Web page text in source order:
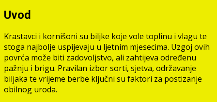
Uvod
Krastavci i kornišoni su biljke koje vole toplinu i vlagu te
stoga najbolje uspijevaju u ljetnim mjesecima. Uzgoj ovih
povrća može biti zadovoljstvo, ali zahtijeva određenu
pažnju i brigu. Pravilan izbor sorti, sjetva, održavanje
biljaka te vrijeme berbe ključni su faktori za postizanje
obilnog uroda.